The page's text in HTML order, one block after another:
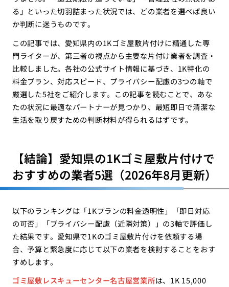
る」といった切羽詰まった状況では、どの業者を選べば良い
か判断に迷うものです。
この記事では、愛知県内の1Kゴミ屋敷片付けに精通した専
門ライターが、第三者の視点から主要な片付け業者を調査・
比較しました。各社の公式サイト情報に基づき、1K特化の
料金プラン、対応スピード、プライバシー配慮の3つの軸で
厳選した5社をご紹介します。この記事を読むことで、あな
たの状況に最適なパートナーが見つかり、最短即日で清潔な
生活を取り戻すための判断材料が得られるはずです。
【結論】愛知県の1Kゴミ屋敷片付けで
おすすめの業者5選（2026年8月更新）
以下のランキングは「1Kプランの料金透明性」「即日対応
の可否」「プライバシー配慮（近隣対策）」の3軸で評価し
た結果です。愛知県で1Kのゴミ屋敷片付けを依頼する場
合、予算と緊急度に応じて以下の業者を検討することをおす
すめします。
ゴミ屋敷レスキューセンター名古屋営業所は、1K 15,000